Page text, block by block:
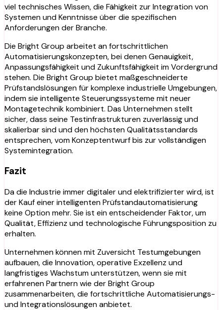
viel technisches Wissen, die Fähigkeit zur Integration von
Systemen und Kenntnisse über die spezifischen
Anforderungen der Branche.
Die Bright Group arbeitet an fortschrittlichen
Automatisierungskonzepten, bei denen Genauigkeit,
Anpassungsfähigkeit und Zukunftsfähigkeit im Vordergrund
stehen. Die Bright Group bietet maßgeschneiderte
Prüfstandslösungen für komplexe industrielle Umgebungen,
indem sie intelligente Steuerungssysteme mit neuer
Montagetechnik kombiniert. Das Unternehmen stellt
sicher, dass seine Testinfrastrukturen zuverlässig und
skalierbar sind und den höchsten Qualitätsstandards
entsprechen, vom Konzeptentwurf bis zur vollständigen
Systemintegration.
Fazit
Da die Industrie immer digitaler und elektrifizierter wird, ist
der Kauf einer intelligenten Prüfstandautomatisierung
keine Option mehr. Sie ist ein entscheidender Faktor, um
Qualität, Effizienz und technologische Führungsposition zu
erhalten.
Unternehmen können mit Zuversicht Testumgebungen
aufbauen, die Innovation, operative Exzellenz und
langfristiges Wachstum unterstützen, wenn sie mit
erfahrenen Partnern wie der Bright Group
zusammenarbeiten, die fortschrittliche Automatisierungs-
und Integrationslösungen anbietet.